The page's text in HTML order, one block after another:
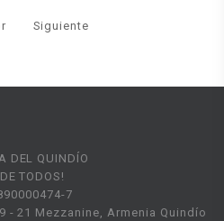
Siguiente
DEL QUINDÍO
TODOS!
7
- 21 Mezzanine, Armenia Quindío